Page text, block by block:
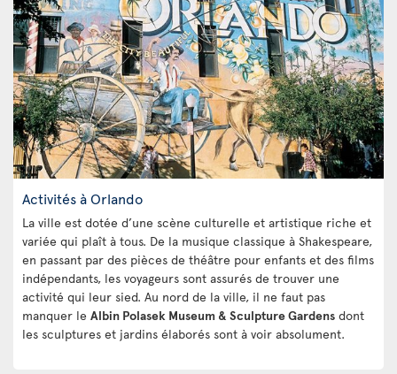
Activités à Orlando
La ville est dotée d’une scène culturelle et artistique riche et
variée qui plaît à tous. De la musique classique à Shakespeare,
en passant par des pièces de théâtre pour enfants et des films
indépendants, les voyageurs sont assurés de trouver une
activité qui leur sied. Au nord de la ville, il ne faut pas
manquer le Albin Polasek Museum & Sculpture Gardens dont
les sculptures et jardins élaborés sont à voir absolument.